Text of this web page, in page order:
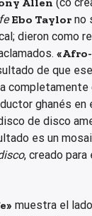
Allen (co
Ebo Taylor no
dieron como
de que
ghanés
de disco
es un
, creado
muestra el